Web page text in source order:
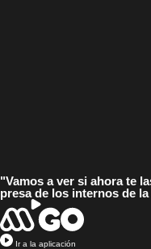
"Vamos a ver si ahora te
presa de los internos de
Ir a la aplicación